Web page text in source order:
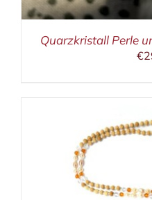
Quarzkristall Perle
€